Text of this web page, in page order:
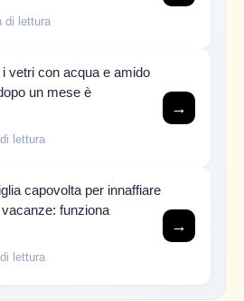
di lettura
vetri con acqua e amido
un mese è
lettura
→
capovolta per innaffiare
funziona
lettura
→